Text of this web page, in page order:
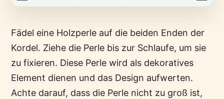
Fädel eine Holzperle auf die beiden Enden der
Kordel. Ziehe die Perle bis zur Schlaufe, um sie
zu fixieren. Diese Perle wird als dekoratives
Element dienen und das Design aufwerten.
Achte darauf, dass die Perle nicht zu groß ist,